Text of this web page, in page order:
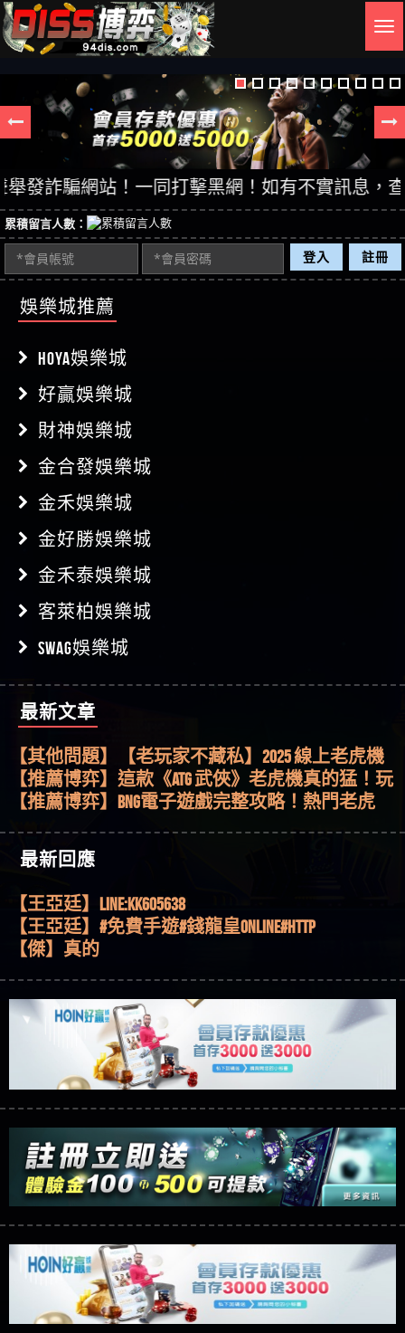
騙網站！一同打擊黑網！如有不實訊息，查證後
累積留言人數：
登入 註冊
娛樂城推薦
HOYA娛樂城
好贏娛樂城
財神娛樂城
金合發娛樂城
金禾娛樂城
金好勝娛樂城
金禾泰娛樂城
客萊柏娛樂城
SWAG娛樂城
最新文章
【其他問題】用理性數據指路，開啟你的高回報
娛樂之旅
【其他問題】【老玩家不藏私】2025 線上老虎機
這樣挑！RTP、波動率和平台安全的全攻略！
【推薦博弈】這款《ATG 武俠》老虎機真的猛！玩
過才知道什麼叫超過3萬種中獎方式！
【推薦博弈】BNG電子遊戲完整攻略！熱門老虎
51,000倍數玩法攻略，輕鬆稱霸老虎機！
【其他問題】「拆解力智投資詐騙套路緊急追討
賴zg369」力智投資是不是詐騙 力智投資是真的嗎
力智投資是詐騙嗎 南部老翁還在癡迷力智投資高
回報獲利 請不要在匯款
【其他問題】 【遇天盛商行詐騙追回資金賴
zg369】天盛商行詐騙 天盛商行是不是詐騙 天盛商
行是真的嗎 天盛商行是詐騙嗎 被天盛商行詐騙一
招教你拿回
【其他問題】 受害者援助賴【zg369】退休老翁被
大戶e點靈詐騙痛不欲生 大戶e點靈是真的嗎 大戶e
點靈是不是詐騙 大戶e點靈是詐騙嗎 大戶e點靈無
法出金 （大戶e點靈）教你如何規避詐騙陷阱
【其他問題】 弘記投資詐騙持續收割國人中【免
費討回資金賴zg369】弘記投資是詐騙嗎 弘記投資
是不是詐騙 弘記投資是真的嗎 被弘記投資詐騙的
錢怎麼辦 本文教你如何拿回被騙資金
【其他問題】 被騙追回賴【zg369】KnTop利用新型
詐騙手法欺詐群眾 KnTop是真的嗎 KnTop是不是詐騙
KnTop是詐騙嗎 【KnTop】KnTop無法出金 被KnTop詐騙
的錢一招拿回
【其他問題】機台運算專案詐騙持續收割國人中
【免費討回資金賴zg369】機台運算專案是詐騙嗎
機台運算專案是不是詐騙 機台運算專案是真的嗎
被機台運算專案詐騙的錢怎麼辦 本文教你如何拿
【其他問題】 Hoyabit詐騙持續收割國人中【免費
討回資金賴zg369】Hoyabit是詐騙嗎 Hoyabit是不是詐
騙 Hoyabit是真的嗎 被HoyabitHoyabit詐騙的錢怎麼辦
本文教你如何拿回被騙資金
【其他問題】KS.M多元化行銷詐騙持續收割國人
中【免費討回資金賴zg369】KS.M多元化行銷是詐
騙嗎 KS.M多元化行銷是不是詐騙 KS.M多元化行銷是
真的嗎 被KS.M多元化行銷詐騙的錢怎麼辦 本文教
你如何拿回被騙資金
【其他問題】免費追回賴「zg369」深度解析野原
家 Family & Love如何詐騙 野原家 Family & Love是不是詐
騙 野原家 Family & Love是真的嗎 野原家 Family & Love是
詐騙嗎 165多次通報野原家 Family & Love是詐騙平台
【其他問題】元盈橋詐騙持續收割國人中【免費
討回資金賴zg369】元盈橋是詐騙嗎 元盈橋是不是
詐騙 元盈橋是真的嗎 被元盈橋詐騙的錢怎麼辦
【其他問題】被騙追回賴【zg369】M.L.Edge利用新
型詐騙手法欺詐群眾 M.L.Edge是真的嗎 M.L.Edge是不
金 被M.L.Edge詐騙的錢一招拿回
【其他問題】 Robinhood詐騙持續收割國人中【免
不是詐騙 Robinhood是真的嗎 被Robinhood詐騙的錢怎
麼辦 本文教你如何拿回被騙資金
資金賴zg369】FLTO是詐騙嗎 FLTO是不是詐騙 FLTO是
真的嗎 被FLTO詐騙的錢怎麼辦 本文教你如何拿回
被騙資金
【其他問題】 遇詐騙求救賴【zg369】八旬老翁被
ALYWS詐騙家破人亡 ALYWS是真的嗎 ALYWS是不是詐騙
ALYWS是詐騙嗎 （ALYWS）無法出金 請小心群組暗椿
【其他問題】 一招教你揭秘新型詐騙手法 （受害
者免費援助賴zg369）當當詐騙 當當是不是詐騙 當
當是真的嗎 當當是詐騙嗎 六旬老婦深信當當高獲
利回報被騙的家破人亡
【其他問題】用理性數據指路，開啟你的高回報
娛樂之旅
【其他問題】【老玩家不藏私】2025 線上老虎機
這樣挑！RTP、波動率和平台安全的全攻略！
【推薦博弈】這款《ATG 武俠》老虎機真的猛！玩
過才知道什麼叫超過3萬種中獎方式！
【推薦博弈】BNG電子遊戲完整攻略！熱門老虎
機、集鴻運玩法、獨家試玩一次看！
【其他問題】【2025】ATG試玩必看！戰神賽特
51,000倍數玩法攻略，輕鬆稱霸老虎機！
【其他問題】「拆解力智投資詐騙套路緊急追討
賴zg369」力智投資是不是詐騙 力智投資是真的嗎
【其他問題】 【遇天盛商行詐騙追回資金賴
最新回應
【傑】推代理真的好相處
回答
【王亞廷】LINE:kK605638
【王亞廷】#免費手遊#錢龍皇ONLINE#http
【傑】真的
【Wei】讚
【沈樂慧】又是九州??爛死了黑網不要玩
【林伊依】爛死了拉贏錢直接鎖帳號可以去吃屎
【陳靜茹】推薦小畢，我也是小畢的會員～～
【黃家羭】推推
【AVA娛樂城】還會自己做假對話來毀謗欸哈哈哈
好厲
【陳順堪】黑網不出金
【黃伊珊】不推薦爛公司
【陳順堪】星匯娛樂城出金幾次後贏錢就不給出
金
【陳順堪】黑網出金幾次後贏了就不出金出
【玩運彩】
【asd】唬爛不出金黑網垃圾平台
【蘇俊曄】所以會出金嗎現在也是一樣的狀況
【侯依揚】廢物喔
【傑】推代理真的好相處